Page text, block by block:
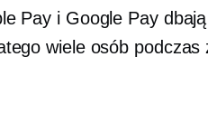
Pay i Google Pay
wiele osób podczas